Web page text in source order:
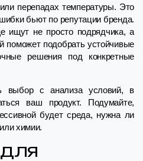
перепадах температуры. Это
бьют по репутации бренда.
ищут не просто подрядчика, а
поможет подобрать устойчивые
решения под конкретные
выбор с анализа условий, в
ваш продукт. Подумайте,
будет среда, нужна ли
химии.